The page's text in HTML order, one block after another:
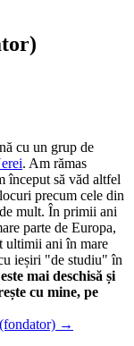
cu un grup de
. Am rămas
început să văd altfel
precum cele din
mult. În primii ani
parte de Europa,
ultimii ani în mare
ieșiri "de studiu" în
mai deschisă și
cu mine, pe
→